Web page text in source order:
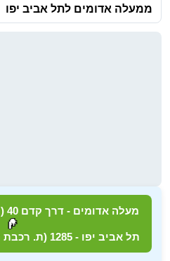
מעלה אדומים - דרך קדם 40 (תלמוד תורה / דרך קדם)
תל אביב יפו - 1285 (ת. רכבת תל אביב סבידור/הורדה)